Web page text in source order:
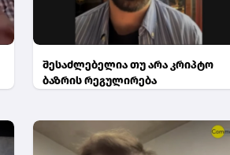
შესაძლებელია თუ არა კრიპტო
ბაზრის რეგულირება